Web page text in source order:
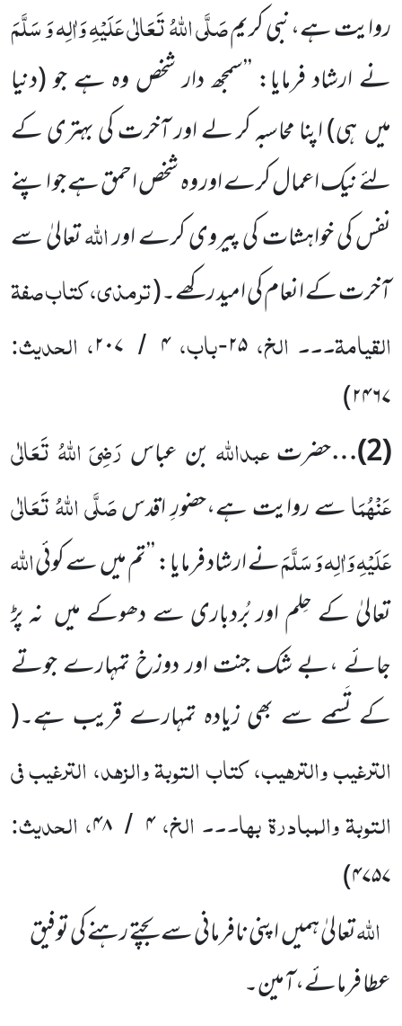
روایت ہے،نبی کریمصَلَّی اللّٰہُ تَعَالٰی عَلَیْہِ وَاٰلِہ وَ سَلَّمَ
نے ارشاد فرمایا: ’’سمجھ دار شخص وہ ہے جو(دنیا
میںہی)اپنا محاسبہ کر لے اور آخرت کی بہتری کے
لئے نیک اعمال کرے اور وہ شخص احمق ہے جو اپنے
نفس کی خواہشات کی پیروی کرے اوراللّٰہتعالیٰ سے
آخرت کے انعام کی امید رکھے۔(ترمذی، کتاب صفۃ
القیامۃ۔۔۔ الخ، ۲۵-باب،۴ / ۲۰۷، الحدیث:
۲۴۶۷)
(
2
)…حضرتعبداللّٰہبن عباسرَضِیَ اللّٰہُ تَعَالٰی
عَنْہُمَاسے روایت ہے،حضورِ اقدسصَلَّی اللّٰہُ تَعَالٰی
عَلَیْہِ وَاٰلِہ وَ سَلَّمَنےارشاد فرمایا: ’’تم میںسے کوئیاللّٰہ
تعالیٰ کے حِلم اور بُردباری سے دھوکے میں نہ پڑ
جائے ،بے شک جنت اور دوزختمہارے جوتے
کے تَسمے سے بھی زیادہ تمہارے قریب ہے۔(
الترغیب والترہیب، کتاب التوبۃ والزہد، الترغیب فی
التوبۃ والمبادرۃ بہا۔۔۔ الخ،۴ / ۴۸، الحدیث:
۴۷۵۷)
اللّٰہتعالیٰ ہمیںاپنی نافرمانی سے بچتے رہنے کی توفیق
عطا فرمائے،آمین۔